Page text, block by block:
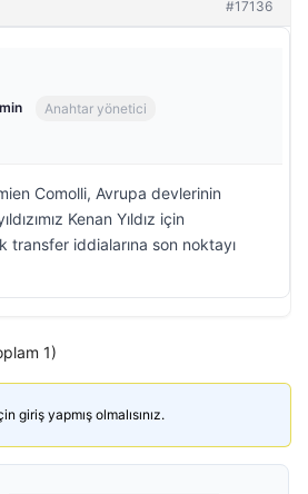
#17136
Anahtar yönetici
Comolli, Avrupa devlerinin
Kenan Yıldız için
transfer iddialarına son noktayı
1)
giriş yapmış olmalısınız.